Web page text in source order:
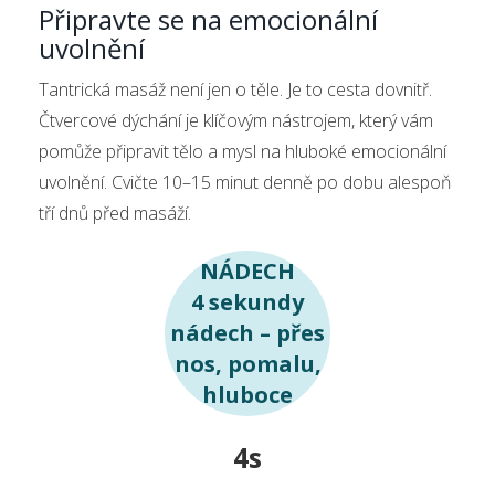
Připravte se na emocionální
uvolnění
Tantrická masáž není jen o těle. Je to cesta dovnitř.
Čtvercové dýchání je klíčovým nástrojem, který vám
pomůže připravit tělo a mysl na hluboké emocionální
uvolnění. Cvičte 10–15 minut denně po dobu alespoň
tří dnů před masáží.
NÁDECH
4 sekundy
nádech – přes
nos, pomalu,
hluboce
4s